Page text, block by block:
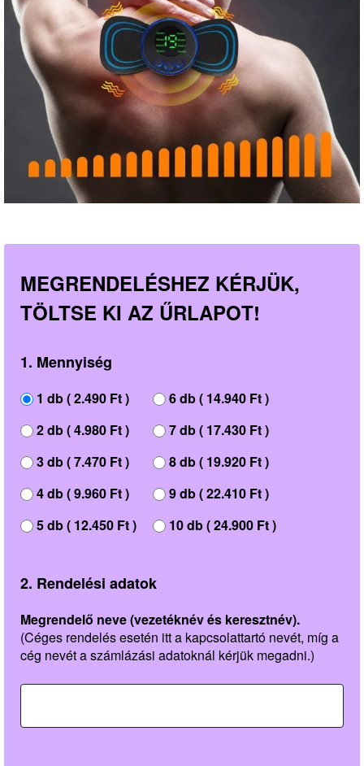
MEGRENDELÉSHEZ KÉRJÜK,
TÖLTSE KI AZ ŰRLAPOT!
1. Mennyiség
1 db ( 2.490 Ft )
2 db ( 4.980 Ft )
3 db ( 7.470 Ft )
4 db ( 9.960 Ft )
5 db ( 12.450 Ft )
6 db ( 14.940 Ft )
7 db ( 17.430 Ft )
8 db ( 19.920 Ft )
9 db ( 22.410 Ft )
10 db ( 24.900 Ft )
2. Rendelési adatok
Megrendelő neve (vezetéknév és keresztnév).
(Céges rendelés esetén itt a kapcsolattartó nevét, míg a
cég nevét a számlázási adatoknál kérjük megadni.)